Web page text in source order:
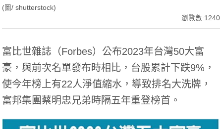
(圖/ shutterstock)
瀏覽數:1240
富比世雜誌（Forbes）公布2023年台灣50大富
豪，與前次名單發布時相比，台股累計下跌9%，
使今年榜上有22人淨值縮水，導致排名大洗牌，
富邦集團蔡明忠兄弟時隔五年重登榜首。